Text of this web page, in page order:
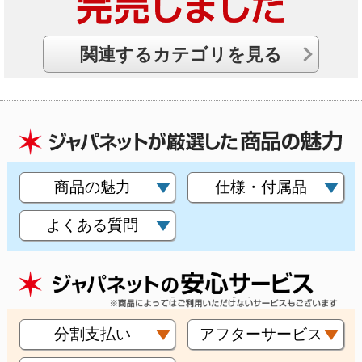
関連するカテゴリを見る
商品の魅力 仕様・付属品
よくある質問
分割支払い アフターサービス